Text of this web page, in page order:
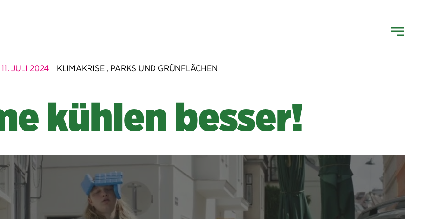
11. JULI 2024 KLIMAKRISE, PARKS UND GRÜNFLÄCHEN
kühlen besser!